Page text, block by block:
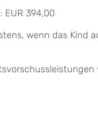
394,00
wenn das Kind